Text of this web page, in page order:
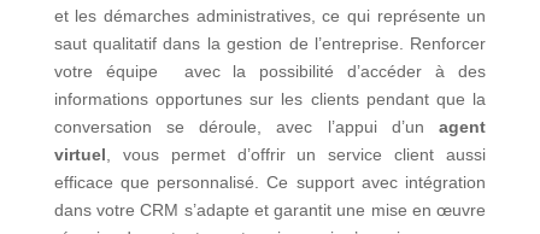
et les démarches administratives, ce qui représente un
saut qualitatif dans la gestion de l’entreprise. Renforcer
votre équipe avec la possibilité d’accéder à des
informations opportunes sur les clients pendant que la
conversation se déroule, avec l’appui d’unagent
virtuel, vous permet d’offrir un service client aussi
efficace que personnalisé. Ce support avec intégration
dans votre CRM s’adapte et garantit une mise en œuvre